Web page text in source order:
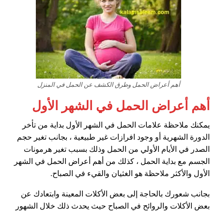
أهم أعراض الحمل وطرق الكشف عن الحمل في المنزل
أهم أعراض الحمل في الشهر الأول
يمكنك ملاحظة علامات الحمل في الشهر الأول بداية من تأخر
الدورة الشهرية أو وجود افرازات غير طبيعية ، بجانب تغير حجم
الصدر في الأيام الأولي من الحمل وذلك بسبب تغير هرمونات
الجسم مع بداية الحمل ، كذلك من أهم أعراض الحمل في الشهر
الأول والأكثر ملاحظة هو الغثيان والقيء في الصباح.
بجانب شعورك بالحاجة إلى بعض الأكلات المعينة وابتعادك عن
بعض الأكلات والروائح في الصباح حيث يحدث ذلك خلال الشهور